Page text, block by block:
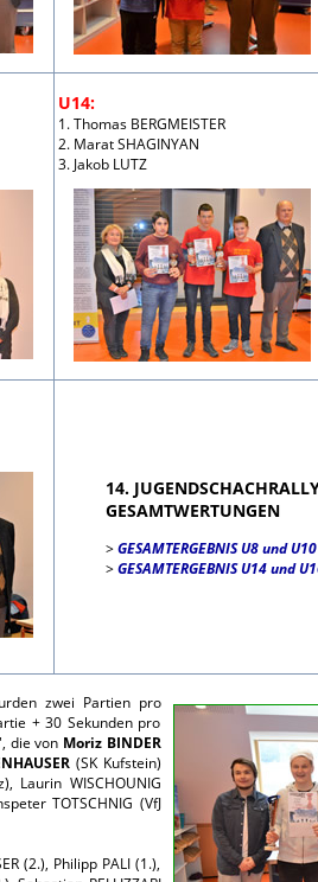
U14:
1. Thomas BERGMEISTER
2. Marat SHAGINYAN
3. Jakob LUTZ
14.
GESAMTWERTUNGEN
>GESAMTERGEBNIS U8 und U10
>GESAMTERGEBNIS U14 und
zwei Partien pro
+ 30 Sekunden pro
die von Moriz BINDER
(SK Kufstein)
Laurin WISCHOUNIG
TOTSCHNIG (VfJ
(2.), Philipp PALI (1.),